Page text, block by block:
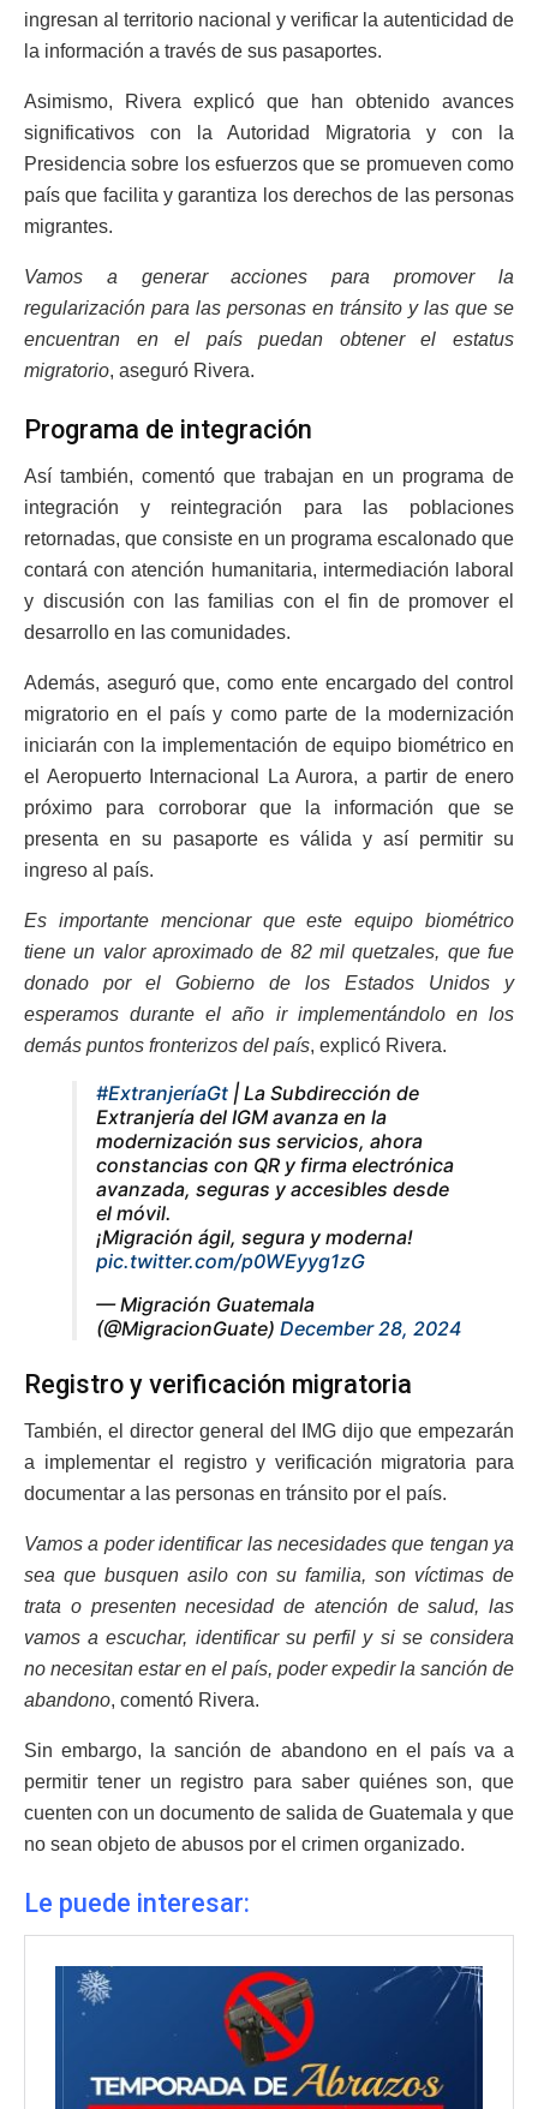
ingresan al territorio nacional y verificar la autenticidad de
la información a través de sus pasaportes.
Asimismo, Rivera explicó que han obtenido avances
significativos con la Autoridad Migratoria y con la
Presidencia sobre los esfuerzos que se promueven como
país que facilita y garantiza los derechos de las personas
migrantes.
Vamos a generar acciones para promover la
regularización para las personas en tránsito y las que se
encuentran en el país puedan obtener el estatus
migratorio, aseguró Rivera.
Programa de integración
Así también, comentó que trabajan en un programa de
integración y reintegración para las poblaciones
retornadas, que consiste en un programa escalonado que
contará con atención humanitaria, intermediación laboral
y discusión con las familias con el fin de promover el
desarrollo en las comunidades.
Además, aseguró que, como ente encargado del control
migratorio en el país y como parte de la modernización
iniciarán con la implementación de equipo biométrico en
el Aeropuerto Internacional La Aurora, a partir de enero
próximo para corroborar que la información que se
presenta en su pasaporte es válida y así permitir su
ingreso al país.
Es importante mencionar que este equipo biométrico
tiene un valor aproximado de 82 mil quetzales, que fue
donado por el Gobierno de los Estados Unidos y
esperamos durante el año ir implementándolo en los
demás puntos fronterizos del país, explicó Rivera.
#ExtranjeríaGt | La Subdirección de
Extranjería del IGM avanza en la
modernización sus servicios, ahora
constancias con QR y firma electrónica
avanzada, seguras y accesibles desde
el móvil.
¡Migración ágil, segura y moderna!
pic.twitter.com/p0WEyyg1zG
— Migración Guatemala
(@MigracionGuate) December 28, 2024
Registro y verificación migratoria
También, el director general del IMG dijo que empezarán
a implementar el registro y verificación migratoria para
documentar a las personas en tránsito por el país.
Vamos a poder identificar las necesidades que tengan ya
sea que busquen asilo con su familia, son víctimas de
trata o presenten necesidad de atención de salud, las
vamos a escuchar, identificar su perfil y si se considera
no necesitan estar en el país, poder expedir la sanción de
abandono, comentó Rivera.
Sin embargo, la sanción de abandono en el país va a
permitir tener un registro para saber quiénes son, que
cuenten con un documento de salida de Guatemala y que
no sean objeto de abusos por el crimen organizado.
Le puede interesar: